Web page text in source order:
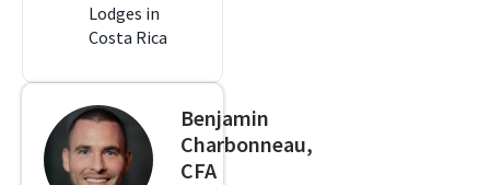
Lodges in
Costa Rica
Benjamin
Charbonneau,
CFA